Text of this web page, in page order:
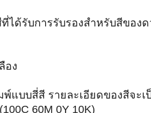
ได้รับการรับรองสำหรับสีของ
อง
แบบสี่สี รายละเอียดของสีจะเ
60M 0Y 10K)